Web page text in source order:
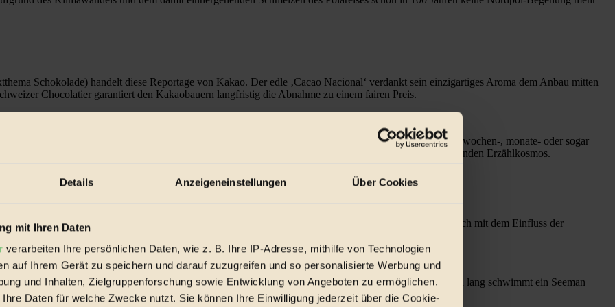
Details Anzeigeneinstellungen Über Cookies
mit Ihren Daten
verarbeiten Ihre persönlichen Daten, wie z. B. Ihre IP-Adresse, mithilfe von Technologien
auf Ihrem Gerät zu speichern und darauf zuzugreifen und so personalisierte Werbung und
und Inhalten, Zielgruppenforschung sowie Entwicklung von Angeboten zu ermöglichen.
Daten für welche Zwecke nutzt. Sie können Ihre Einwilligung jederzeit über die Cookie-
Schokolade) handelt diese Reportage von Kakao. Der edle ‚Cacao Nacional‘ verdankt sein einzigartiges Aroma dem Anbau mitten
Chocolatier garantiert den Kakaobauern langfristig die Abnahme zu einem fairen Preis.
– eine Annäherung.
Ereignis.“ Der gebürtige Oberösterreicher denkt allein über die Anfänge seiner Texte oft wochen-, monate- oder sogar
dauern. Doch das Warten zahlt sich aus denn Ransmayr erschafft in seinen Texten einen eigenen, fesselnden Erzählkosmos.
Brite wie unser Handeln die Weltmeere zerstört: Er begleitet ein internationales Forschungsteam, das sich mit dem Einfluss der
1984 kentert vor den isländischen Westman Islands bei eisiger Kälte ein Fischerboot. Sechs Stunden lang schwimmt ein Seeman
zum Nationalhelden wird.